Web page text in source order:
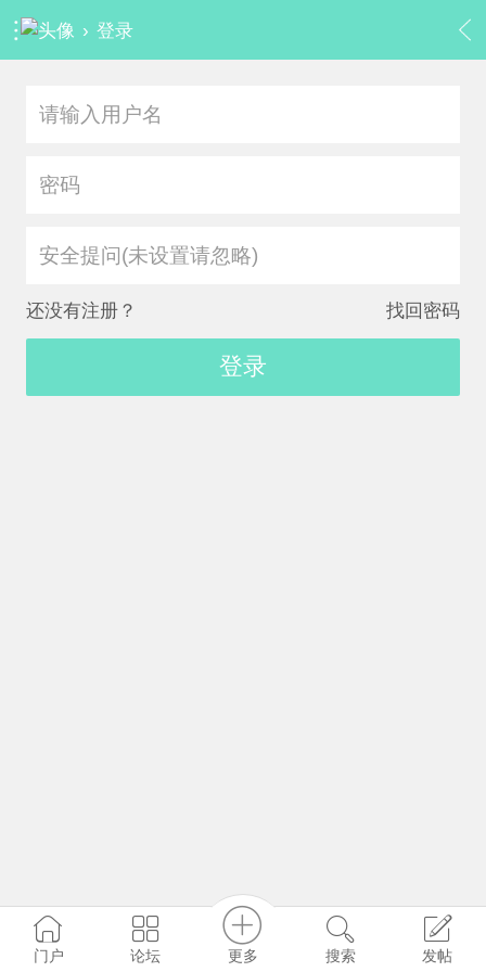
› 登录
安全提问(未设置请忽略)
还没有注册？ 找回密码
登录
门户 论坛 更多 搜索 发帖